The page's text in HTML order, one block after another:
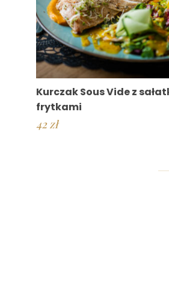
Kurczak Sous Vide z
frytkami
42zł